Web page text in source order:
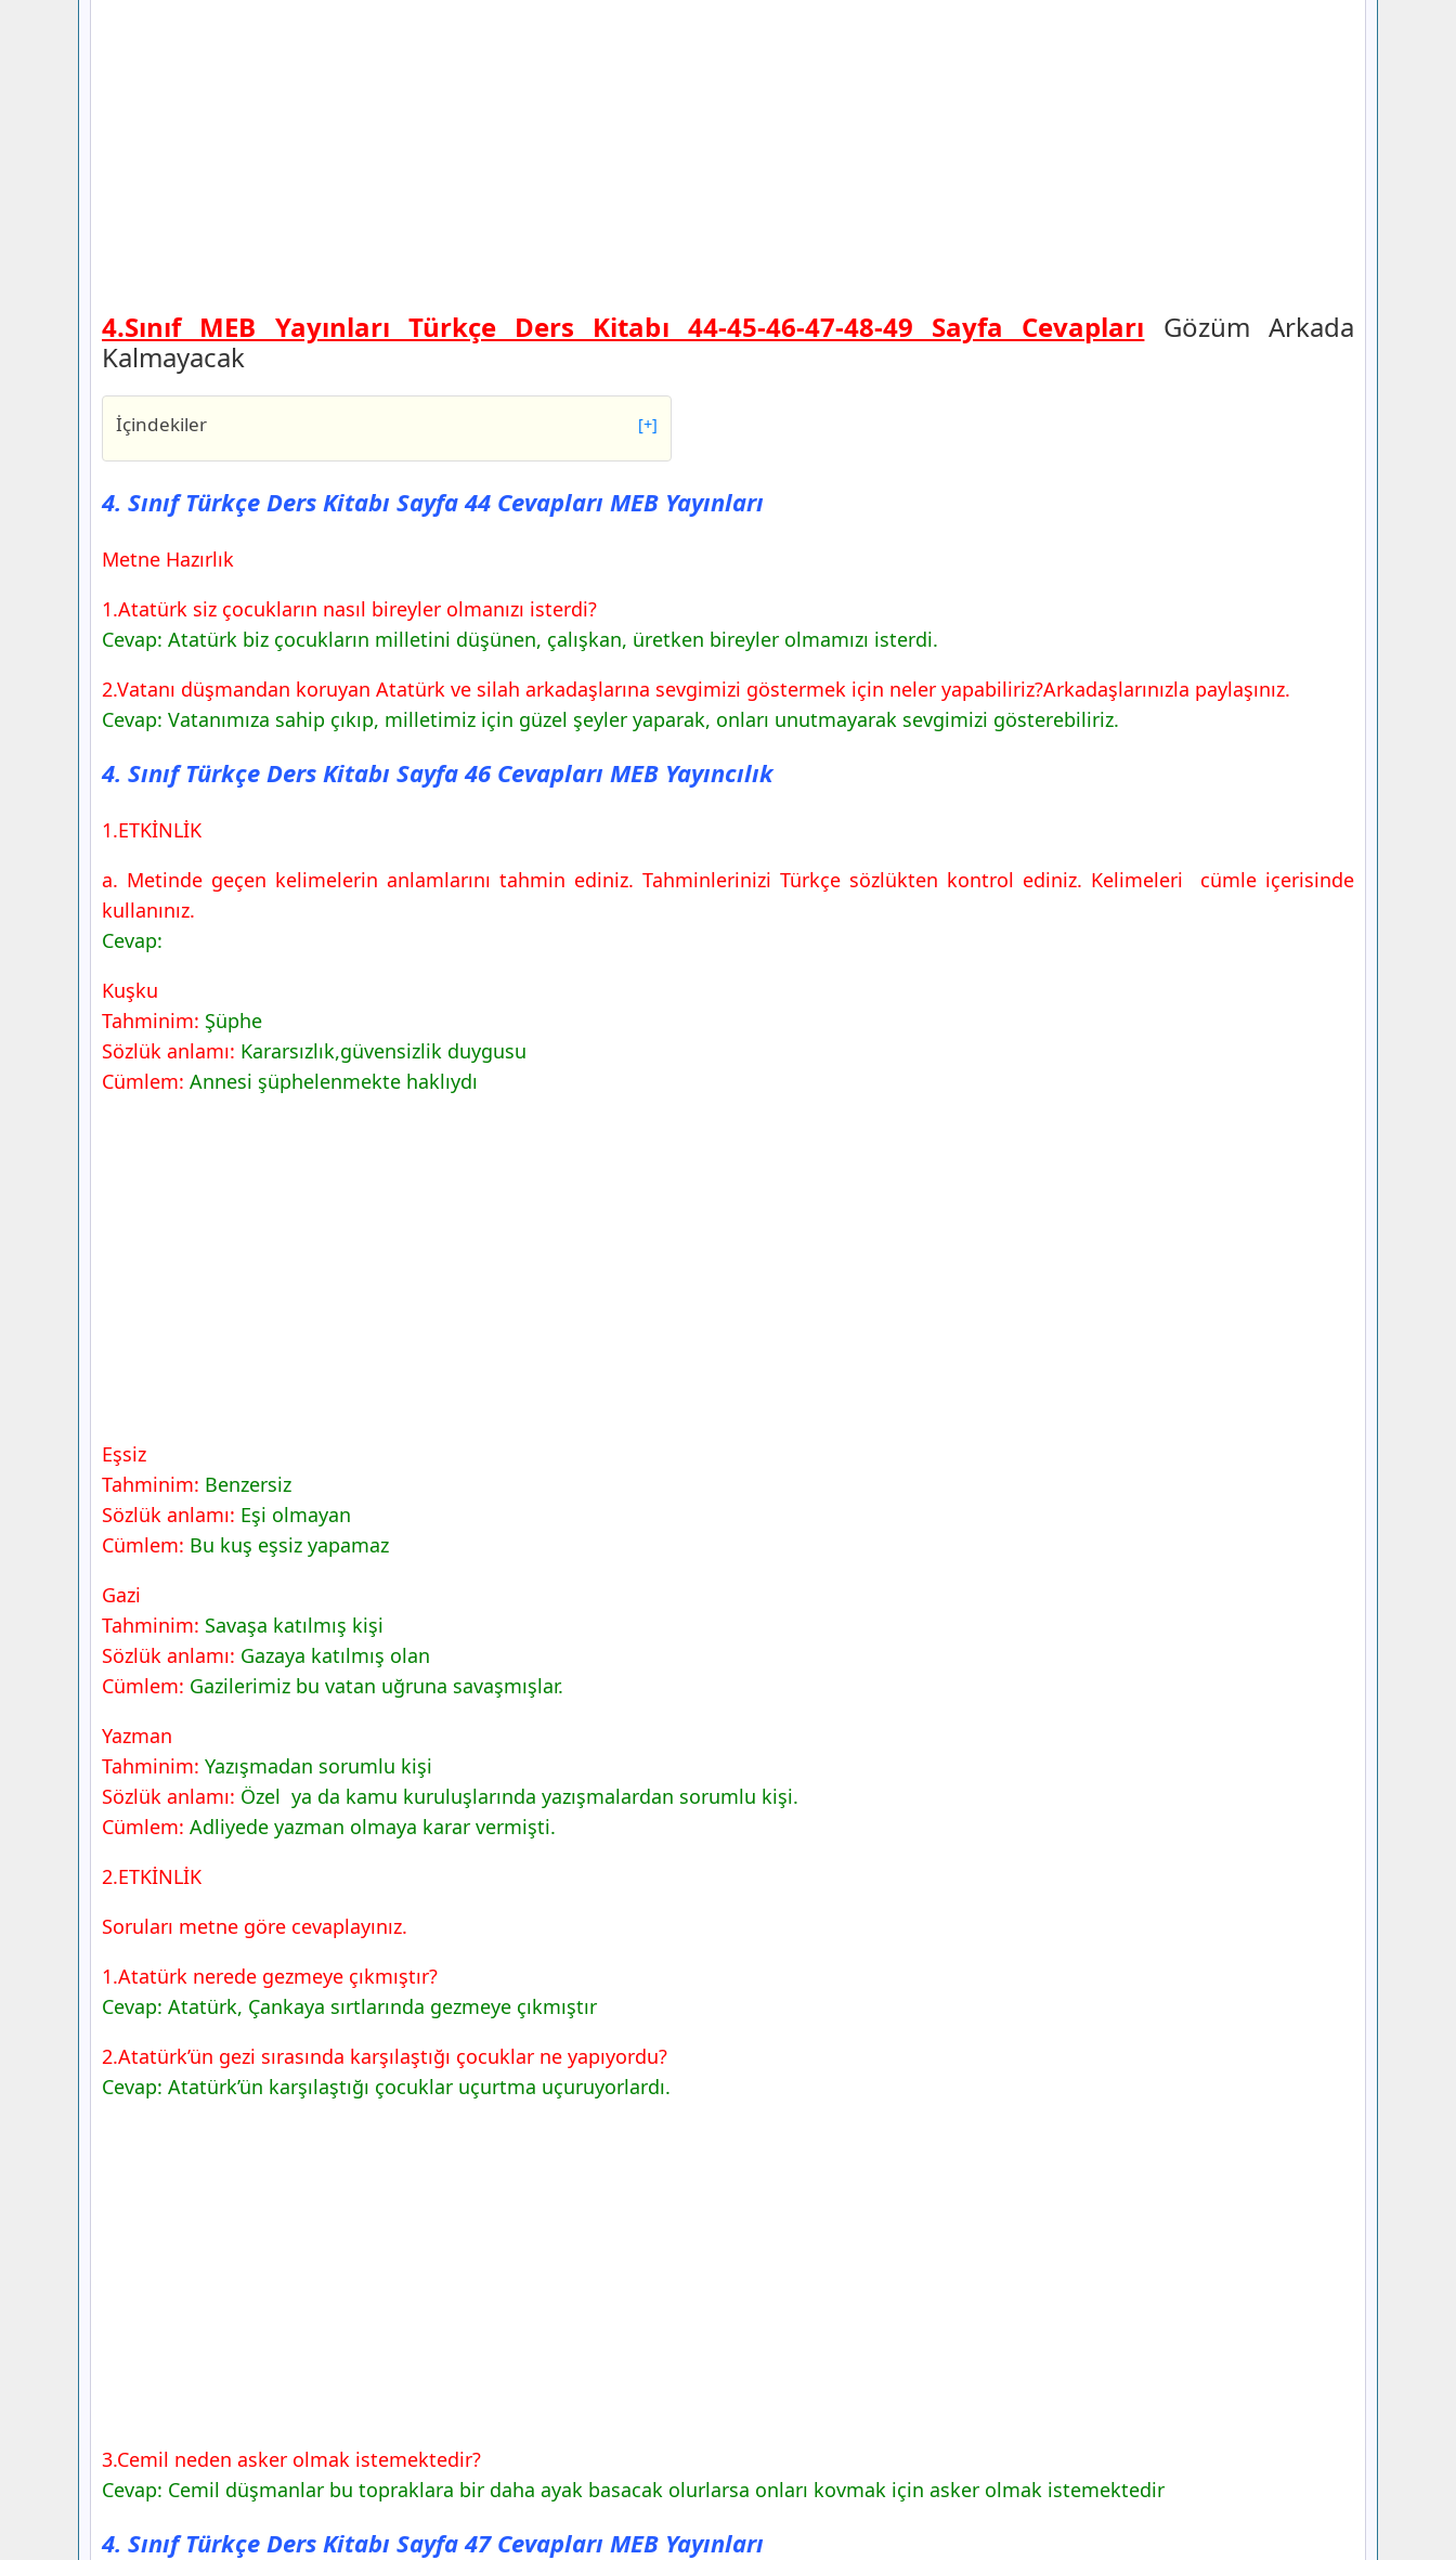
4.Sınıf MEB Yayınları Türkçe Ders Kitabı 44-45-46-47-48-49 Sayfa Cevapları Gözüm Arkada
Kalmayacak
İçindekiler [+]
4. Sınıf Türkçe Ders Kitabı Sayfa 44 Cevapları MEB Yayınları
4. Sınıf Türkçe Ders Kitabı Sayfa 46 Cevapları MEB
Yayıncılık
4. Sınıf Türkçe Ders Kitabı Sayfa 47 Cevapları MEB Yayınları
4. Sınıf Türkçe Ders Kitabı Sayfa 49 Cevapları MEB Yayınları
4. Sınıf Türkçe Ders Kitabı Sayfa 44 Cevapları MEB Yayınları
Metne Hazırlık
1.Atatürk siz çocukların nasıl bireyler olmanızı isterdi?
Cevap: Atatürk biz çocukların milletini düşünen, çalışkan, üretken bireyler olmamızı isterdi.
2.Vatanı düşmandan koruyan Atatürk ve silah arkadaşlarına sevgimizi göstermek için neler yapabiliriz?Arkadaşlarınızla paylaşınız.
Cevap: Vatanımıza sahip çıkıp, milletimiz için güzel şeyler yaparak, onları unutmayarak sevgimizi gösterebiliriz.
4. Sınıf Türkçe Ders Kitabı Sayfa 46 Cevapları MEB Yayıncılık
1.ETKİNLİK
a. Metinde geçen kelimelerin anlamlarını tahmin ediniz. Tahminlerinizi Türkçe sözlükten kontrol ediniz. Kelimeleri cümle içerisinde
kullanınız.
Cevap:
Kuşku
Tahminim: Şüphe
Sözlük anlamı: Kararsızlık,güvensizlik duygusu
Cümlem: Annesi şüphelenmekte haklıydı
Eşsiz
Tahminim: Benzersiz
Sözlük anlamı: Eşi olmayan
Cümlem: Bu kuş eşsiz yapamaz
Gazi
Tahminim: Savaşa katılmış kişi
Sözlük anlamı: Gazaya katılmış olan
Cümlem: Gazilerimiz bu vatan uğruna savaşmışlar.
Yazman
Tahminim: Yazışmadan sorumlu kişi
Sözlük anlamı: Özel ya da kamu kuruluşlarında yazışmalardan sorumlu kişi.
Cümlem: Adliyede yazman olmaya karar vermişti.
2.ETKİNLİK
Soruları metne göre cevaplayınız.
1.Atatürk nerede gezmeye çıkmıştır?
Cevap: Atatürk, Çankaya sırtlarında gezmeye çıkmıştır
2.Atatürk’ün gezi sırasında karşılaştığı çocuklar ne yapıyordu?
Cevap: Atatürk’ün karşılaştığı çocuklar uçurtma uçuruyorlardı.
3.Cemil neden asker olmak istemektedir?
Cevap: Cemil düşmanlar bu topraklara bir daha ayak basacak olurlarsa onları kovmak için asker olmak istemektedir
4. Sınıf Türkçe Ders Kitabı Sayfa 47 Cevapları MEB Yayınları